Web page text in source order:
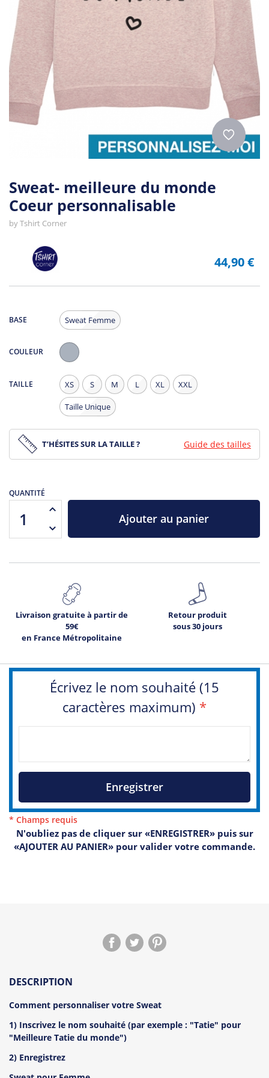
Sweat- meilleure du monde
Coeur personnalisable
byTshirt Corner
44,90 €
BASE Sweat Femme
COULEUR
Chiné
TAILLE XS S M L XL XXL
Taille Unique
T’HÉSITES SUR LA TAILLE ? Guide des tailles
QUANTITÉ
Ajouter au panier
Livraison gratuite à partir de
59€
en France Métropolitaine
Retour produit
sous 30 jours
Écrivez le nom souhaité (15
caractères maximum) *
Enregistrer
* Champs requis
N'oubliez pas de cliquer sur «ENREGISTRER» puis sur
«AJOUTER AU PANIER» pour valider votre commande.
DESCRIPTION
Comment personnaliser votre Sweat
1) Inscrivez le nom souhaité (par exemple : "Tatie" pour
"Meilleure Tatie du monde")
2) Enregistrez